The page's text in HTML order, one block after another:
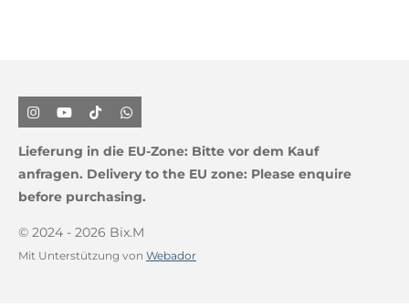
I
n
t
a
r
m
Y
o
T
u
e
T
i
T
o
W
h
a
t
s
p
Lieferung in die EU-Zone: Bitte vor dem Kauf
anfragen. Delivery to the EU zone: Please enquire
before purchasing.
© 2024 - 2026 Bix.M
Mit Unterstützung von Webador